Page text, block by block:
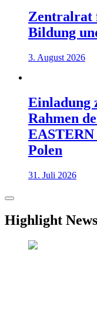
Zentralrat
Bildung
3. August 2026
Einladung
Rahmen
EASTERN
Polen
31. Juli 2026
Highlight News